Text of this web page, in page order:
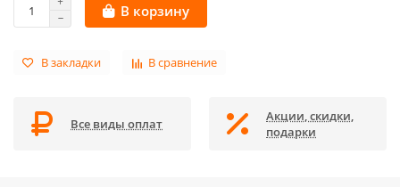
В корзину
В закладки В сравнение
Все виды оплат
Акции, скидки,
подарки